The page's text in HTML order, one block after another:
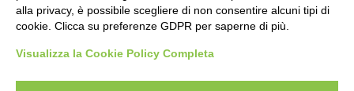
Bogliano Srl
alla privacy, è possibile scegliere di non consentire alcuni tipi di
cookie. Clicca su preferenze GDPR per saperne di più.
Visualizza la Cookie Policy Completa